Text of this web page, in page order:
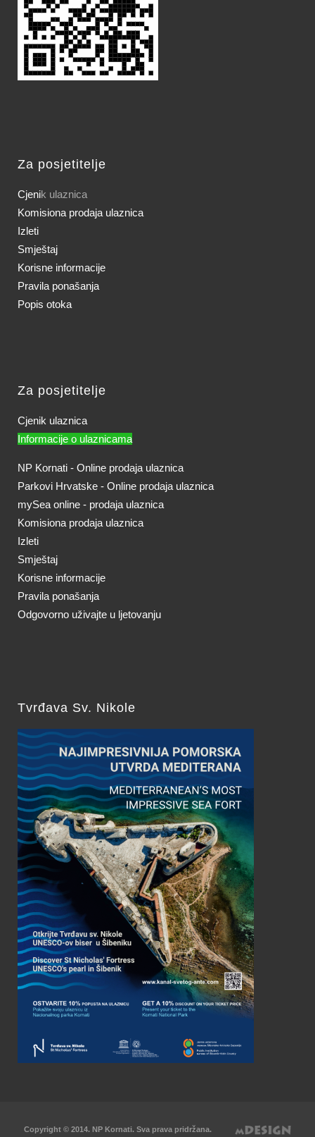
Za posjetitelje
Cjenik ulaznica
Komisiona prodaja ulaznica
Izleti
Smještaj
Korisne informacije
Pravila ponašanja
Popis otoka
Za posjetitelje
Cjenik ulaznica
Informacije o ulaznicama
NP Kornati - Online prodaja ulaznica
Parkovi Hrvatske - Online prodaja ulaznica
mySea online - prodaja ulaznica
Komisiona prodaja ulaznica
Izleti
Smještaj
Korisne informacije
Pravila ponašanja
Odgovorno uživajte u ljetovanju
Tvrđava Sv. Nikole
Copyright © 2014. NP Kornati. Sva prava pridržana.